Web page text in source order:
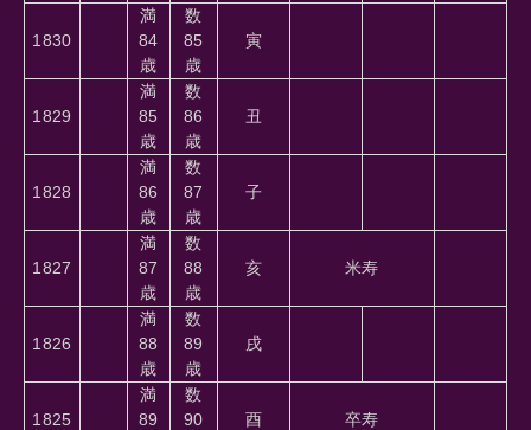
1830
満
84
歳
数
85
歳
寅
1829
満
85
歳
数
86
歳
丑
1828
満
86
歳
数
87
歳
子
1827
満
87
歳
数
88
歳
亥 米寿
1826
満
88
歳
数
89
歳
戌
1825
満
89
数
90
酉 卒寿